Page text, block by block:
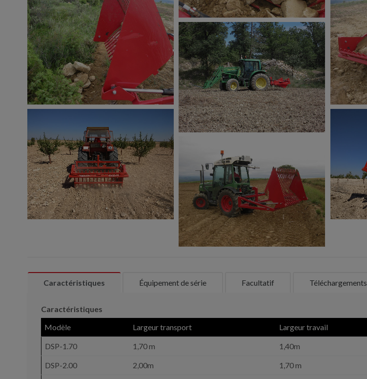
Caractéristiques Équipement de série Facultatif Téléchargements
Caractéristiques
Modèle
Largeur transport Largeur travail
DSP-1.70 1,70 m 1,40m
DSP-2.00 2,00m 1,70 m